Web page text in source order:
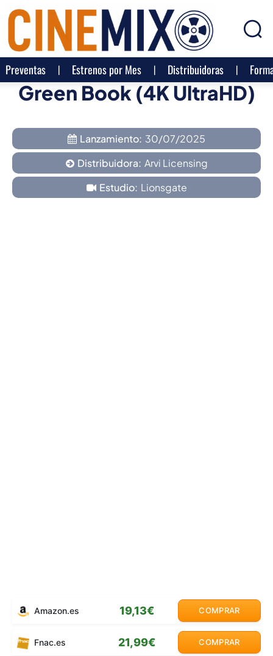
Preventas Estrenos por Mes Distribuidoras
Green Book (4K UltraHD)
Lanzamiento: 30/07/2025
Distribuidora: Arvi Licensing
Estudio: Lionsgate
Amazon.es 19,13€ COMPRAR
Fnac.es 21,99€ COMPRAR